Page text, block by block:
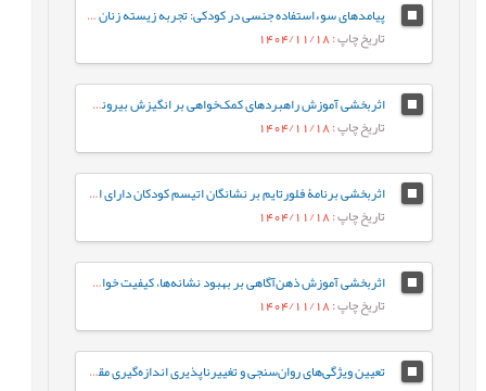
پیامدهای سوءاستفاده جنسی در کودکی: تجربه زیسته زنان ایرانی
تاریخ چاپ: 1404/11/18
اثربخشی آموزش راهبردهای کمک‌خواهی بر انگیزش بیرونی، انگیزش درونی، و بی‌انگیزگی تحصیلی دانش‌آموزان
تاریخ چاپ: 1404/11/18
اثربخشی برنامۀ فلورتایم بر نشانگان اتیسم کودکان دارای اختلال‌های طیف اتیسم
تاریخ چاپ: 1404/11/18
اثربخشی آموزش ذهن‌آگاهی بر بهبود نشانه‌ها، کیفیت خواب، و کارکردهای شناختی افراد مبتلا به بی‌خوابی مزمن
تاریخ چاپ: 1404/11/18
تعیین ویژگی‌های روان‌سنجی و تغییرناپذیری اندازه‌گیری مقیاس شکوفایی زوجی